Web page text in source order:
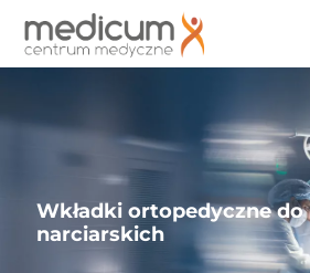
Wkładki ortopedyczne
narciarskich